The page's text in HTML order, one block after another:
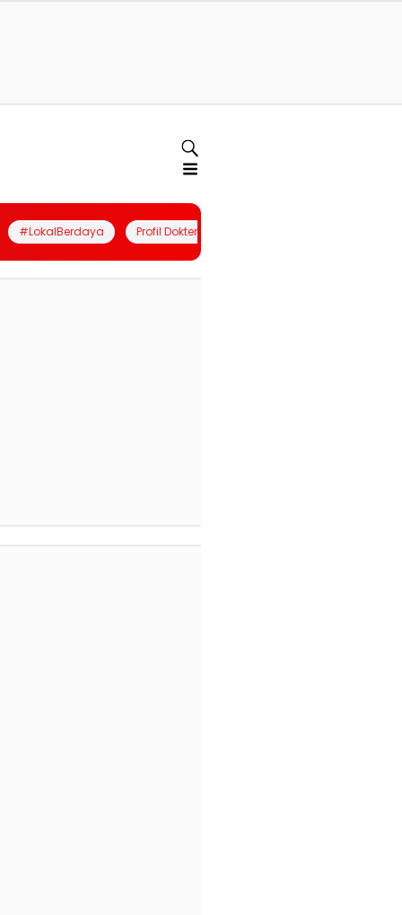
#LokalBerdaya Profil Dokter